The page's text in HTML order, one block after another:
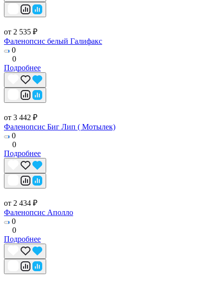
от 2 535 ₽
Фаленопсис белый Галифакс
0
0
Подробнее
от 3 442 ₽
Фаленопсис Биг Лип ( Мотылек)
0
0
Подробнее
от 2 434 ₽
Фаленопсис Аполло
0
0
Подробнее